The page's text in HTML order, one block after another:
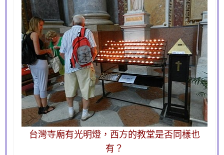
台灣寺廟有光明燈，西方的教堂是否同樣也
有？